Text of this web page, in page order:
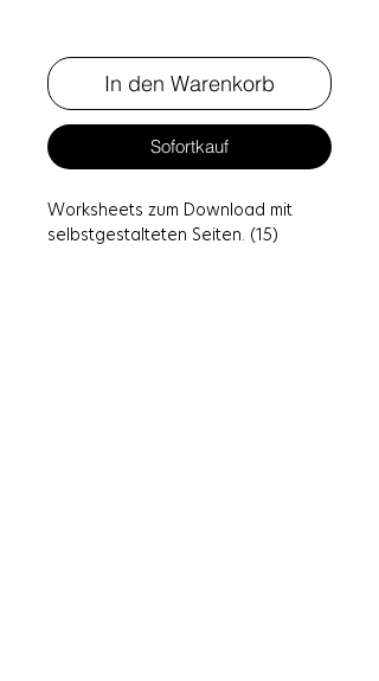
In den Warenkorb
Sofortkauf
Worksheets zum Download mit
selbstgestalteten Seiten. (15)